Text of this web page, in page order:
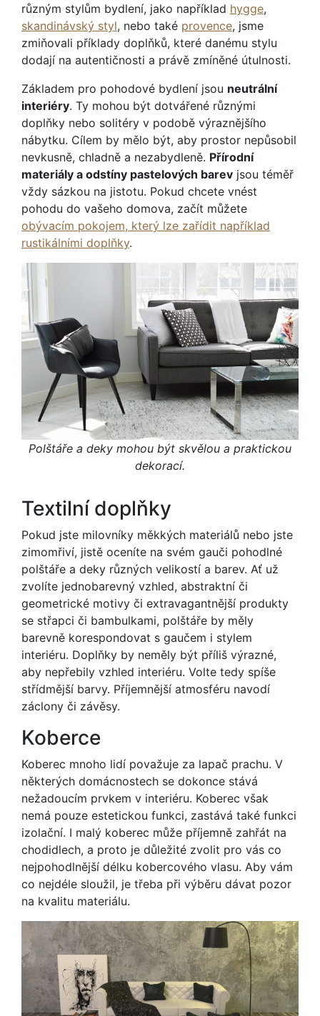
různým stylům bydlení, jako například hygge,
skandinávský styl, nebo také provence, jsme
zmiňovali příklady doplňků, které danému stylu
dodají na autentičnosti a právě zmíněné útulnosti.
Základem pro pohodové bydlení jsou neutrální
interiéry. Ty mohou být dotvářené různými
doplňky nebo solitéry v podobě výraznějšího
nábytku. Cílem by mělo být, aby prostor nepůsobil
nevkusně, chladně a nezabydleně. Přírodní
materiály a odstíny pastelových barev jsou téměř
vždy sázkou na jistotu. Pokud chcete vnést
pohodu do vašeho domova, začít můžete
obývacím pokojem, který lze zařídit například
rustikálními doplňky.
Polštáře a deky mohou být skvělou a praktickou
dekorací.
Textilní doplňky
Pokud jste milovníky měkkých materiálů nebo jste
zimomřiví, jistě oceníte na svém gauči pohodlné
polštáře a deky různých velikostí a barev. Ať už
zvolíte jednobarevný vzhled, abstraktní či
geometrické motivy či extravagantnější produkty
se střapci či bambulkami, polštáře by měly
barevně korespondovat s gaučem i stylem
interiéru. Doplňky by neměly být příliš výrazné,
aby nepřebily vzhled interiéru. Volte tedy spíše
střídmější barvy. Příjemnější atmosféru navodí
záclony či závěsy.
Koberce
Koberec mnoho lidí považuje za lapač prachu. V
některých domácnostech se dokonce stává
nežadoucím prvkem v interiéru. Koberec však
nemá pouze estetickou funkci, zastává také funkci
izolační. I malý koberec může příjemně zahřát na
chodidlech, a proto je důležité zvolit pro vás co
nejpohodlnější délku kobercového vlasu. Aby vám
co nejdéle sloužil, je třeba při výběru dávat pozor
na kvalitu materiálu.